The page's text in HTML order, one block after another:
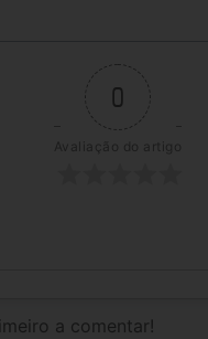
0
Avaliação do artigo